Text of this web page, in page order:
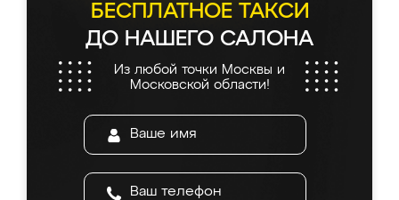
БЕСПЛАТНОЕ ТАКСИ
ДО НАШЕГО САЛОНА
Из любой точки Москвы и
Московской области!